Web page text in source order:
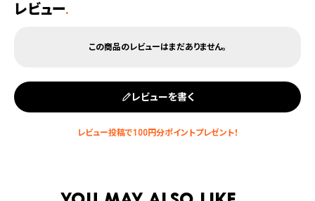
レビュー.
レビューを書く